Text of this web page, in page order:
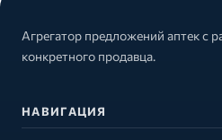
Агрегатор предложений аптек с
конкретного продавца.
НАВИГАЦИЯ